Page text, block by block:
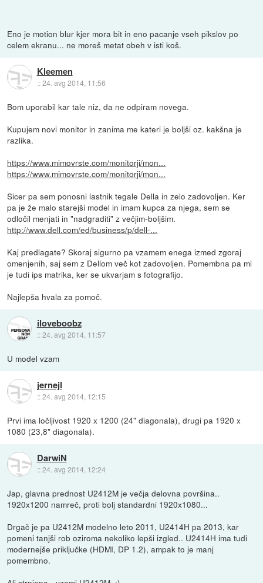
Eno je motion blur kjer mora bit in eno pacanje vseh pikslov po
celem ekranu... ne moreš metat obeh v isti koš.
Kleemen
::24. avg 2014, 11:56
Bom uporabil kar tale niz, da ne odpiram novega.
Kupujem novi monitor in zanima me kateri je boljši oz. kakšna je
razlika.
https://www.mimovrste.com/monitorji/mon...
https://www.mimovrste.com/monitorji/mon...
Sicer pa sem ponosni lastnik tegale Della in zelo zadovoljen. Ker
pa je že malo starejši model in imam kupca za njega, sem se
odločil menjati in "nadgraditi" z večjim-boljšim.
http://www.dell.com/ed/business/p/dell-...
Kaj predlagate? Skoraj sigurno pa vzamem enega izmed zgoraj
omenjenih, saj sem z Dellom več kot zadovoljen. Pomembna pa mi
je tudi ips matrika, ker se ukvarjam s fotografijo.
Najlepša hvala za pomoč.
iloveboobz
::24. avg 2014, 11:57
U model vzam
jernejl
::24. avg 2014, 12:15
Prvi ima ločljivost 1920 x 1200 (24" diagonala), drugi pa 1920 x
1080 (23,8" diagonala).
DarwiN
::24. avg 2014, 12:24
Jap, glavna prednost U2412M je večja delovna površina..
1920x1200 namreč, proti bolj standardni 1920x1080...
Drgač je pa U2412M modelno leto 2011, U2414H pa 2013, kar
pomeni tanjši rob oziroma nekoliko lepši izgled.. U2414H ima tudi
modernejše priključke (HDMI, DP 1.2), ampak to je manj
pomembno.